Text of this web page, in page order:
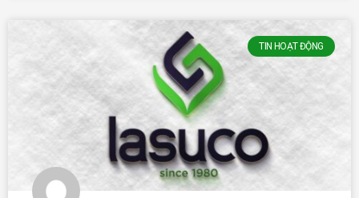
TIN HOẠT ĐỘNG